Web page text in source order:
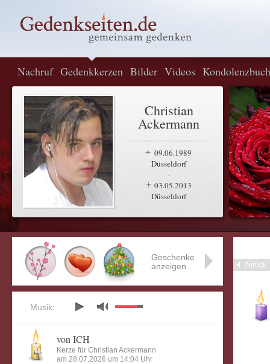
Nachruf Gedenkkerzen Bilder Videos Kondolenzbuch
Christian
Ackermann
09.06.1989
Düsseldorf
-
03.05.2013
Düsseldorf
Zurück
Geschenke
anzeigen
Musik:
von ICH
Kerze für Christian Ackermann
am 28.07.2026 um 14:04 Uhr